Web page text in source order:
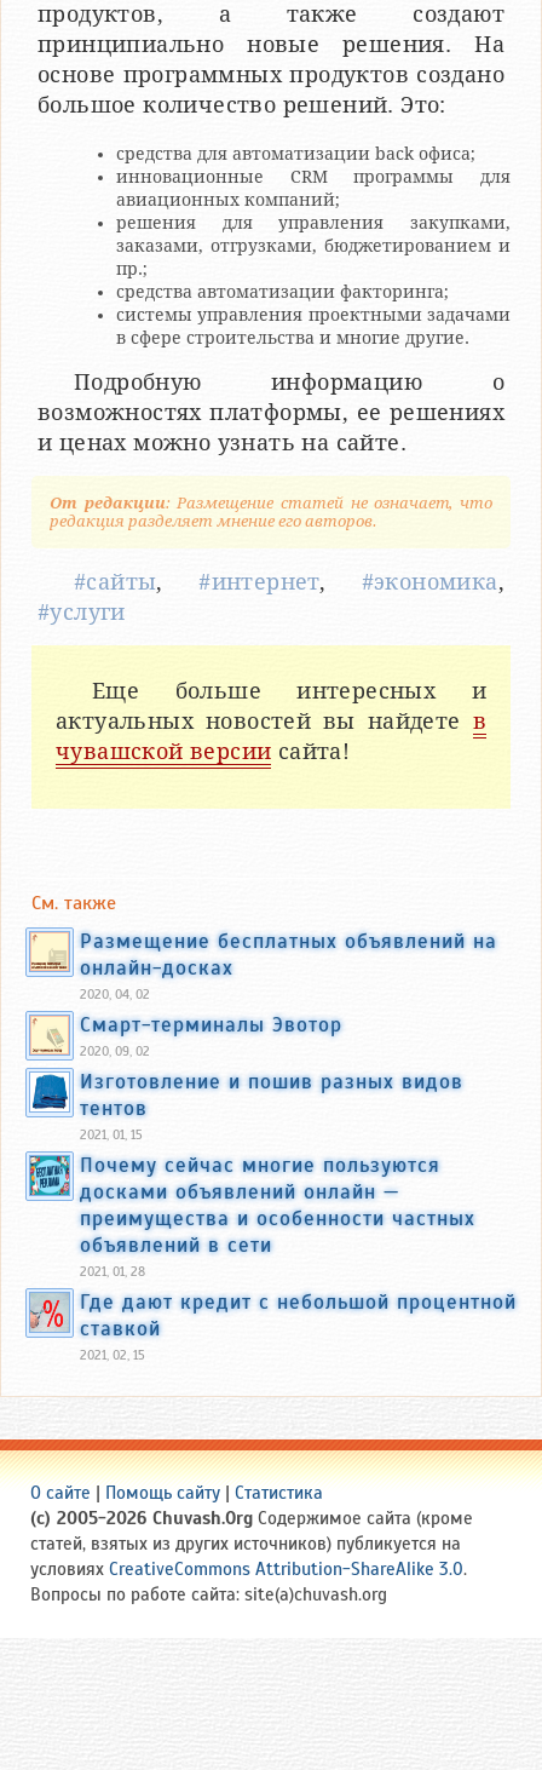
продуктов, а также создают
принципиально новые решения. На
основе программных продуктов создано
большое количество решений. Это:
средства для автоматизации back офиса;
инновационные CRM программы для
авиационных компаний;
решения для управления закупками,
заказами, отгрузками, бюджетированием и
пр.;
средства автоматизации факторинга;
системы управления проектными задачами
в сфере строительства и многие другие.
Подробную информацию о
возможностях платформы, ее решениях
и ценах можно узнать на сайте.
От редакции: Размещение статей не означает, что
редакция разделяет мнение его авторов.
#сайты,#интернет, #экономика,
#услуги
Еще больше интересных и
актуальных новостей вы найдете в
чувашской версии сайта!
См. также
Размещение бесплатных объявлений на
онлайн-досках
2020, 04, 02
Смарт-терминалы Эвотор
2020, 09, 02
Изготовление и пошив разных видов
тентов
2021, 01, 15
Почему сейчас многие пользуются
досками объявлений онлайн —
преимущества и особенности частных
объявлений в сети
2021, 01, 28
Где дают кредит с небольшой процентной
ставкой
2021, 02, 15
О сайте | Помощь сайту | Статистика
(c) 2005-2026 Chuvash.Org Содержимое сайта (кроме
статей, взятых из других источников) публикуется на
условиях CreativeCommons Attribution-ShareAlike 3.0.
Вопросы по работе сайта: site(a)chuvash.org